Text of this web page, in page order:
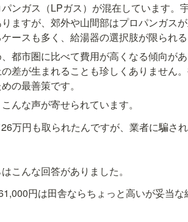
ンガス（LPガス）が混在しています。
ますが、郊外や山間部はプロパンガス
ースも多く、給湯器の選択肢が限られる
都市圏に比べて費用が高くなる傾向があ
差が生まれることも珍しくありません
の最善策です。
んな声が寄せられています。
万円も取られたんですが、業者に騙さ
こんな回答がありました。
円は田舎ならちょっと高いが妥当